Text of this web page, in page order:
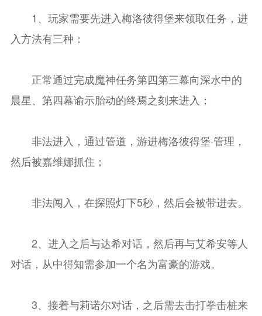
1、玩家需要先进入梅洛彼得堡来领取任务，进
入方法有三种：
正常通过完成魔神任务第四第三幕向深水中的
晨星、第四幕谕示胎动的终焉之刻来进入；
非法进入，通过管道，游进梅洛彼得堡·管理，
然后被嘉维娜抓住；
非法闯入，在探照灯下5秒，然后会被带进去。
2、进入之后与达希对话，然后再与艾希安等人
对话，从中得知需参加一个名为富豪的游戏。
3、接着与莉诺尔对话，之后需去击打拳击桩来